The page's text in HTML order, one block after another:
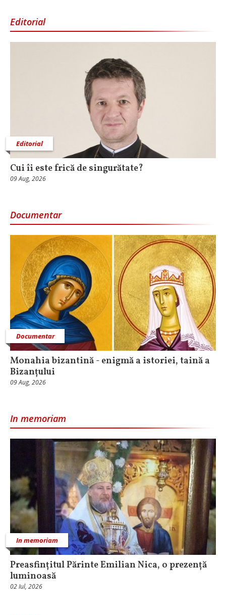
Editorial
Editorial
Cui îi este frică de singurătate?
09 Aug, 2026
Documentar
Documentar
Monahia bizantină - enigmă a istoriei, taină a
Bizanțului
09 Aug, 2026
In memoriam
In memoriam
Preasfințitul Părinte Emilian Nica, o prezență
luminoasă
02 Iul, 2026